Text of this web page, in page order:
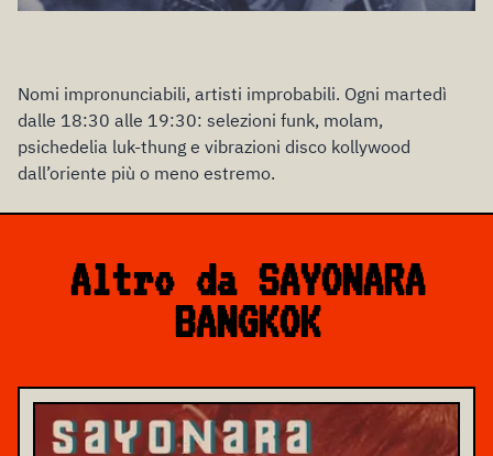
Nomi impronunciabili, artisti improbabili. Ogni martedì
dalle 18:30 alle 19:30: selezioni funk, molam,
psichedelia luk-thung e vibrazioni disco kollywood
dall’oriente più o meno estremo.
Altro da SAYONARA
BANGKOK